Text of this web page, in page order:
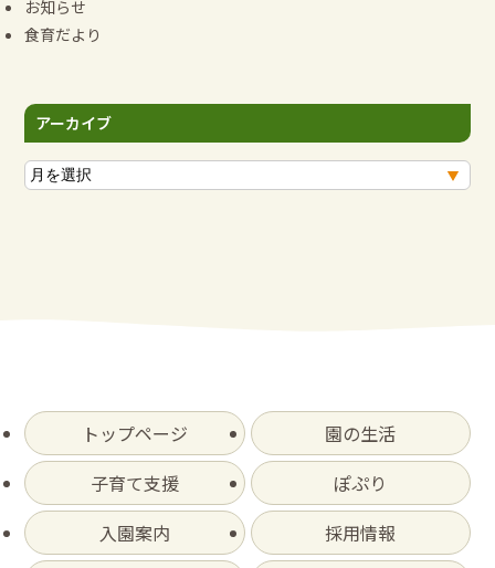
お知らせ
食育だより
アーカイブ
ア
トップページ
園の生活
子育て支援
ぽぷり
入園案内
採用情報